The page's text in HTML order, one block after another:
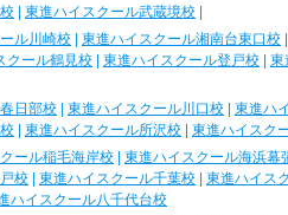
東進ハイスクール武蔵境校
ル川崎校 東進ハイスクール湘南台東口校
クール鶴見校 東進ハイスクール登戸校 東
日部校 東進ハイスクール川口校 東進ハ
東進ハイスクール所沢校 東進ハイスク
ール稲毛海岸校 東進ハイスクール海浜幕
校 東進ハイスクール千葉校 東進ハイス
ハイスクール八千代台校